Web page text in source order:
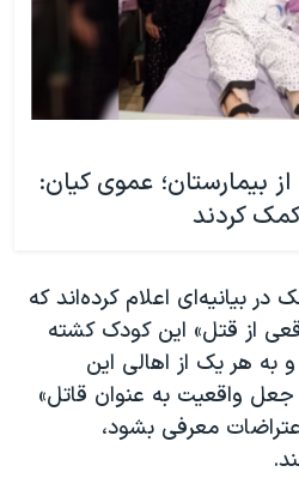
بیمارستان؛ عموی کیان:
کردند
در بیانیه‌ای اعلام کرده‌اند که
از قتل» این کودک کشته
به هر یک از اهالی این
واقعیت به عنوان قاتل»
معرفی بشود،